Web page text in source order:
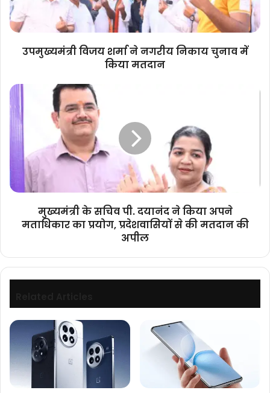
में
किया
मतदान
उपमुख्यमंत्री विजय शर्मा ने नगरीय निकाय चुनाव में
किया मतदान
मुख्यमंत्री
सचिव
दयानंद
मताधिकार
प्रदेशवासियों
मतदान
की
मुख्यमंत्री के सचिव पी. दयानंद ने किया अपने
मताधिकार का प्रयोग, प्रदेशवासियों से की मतदान की
अपील